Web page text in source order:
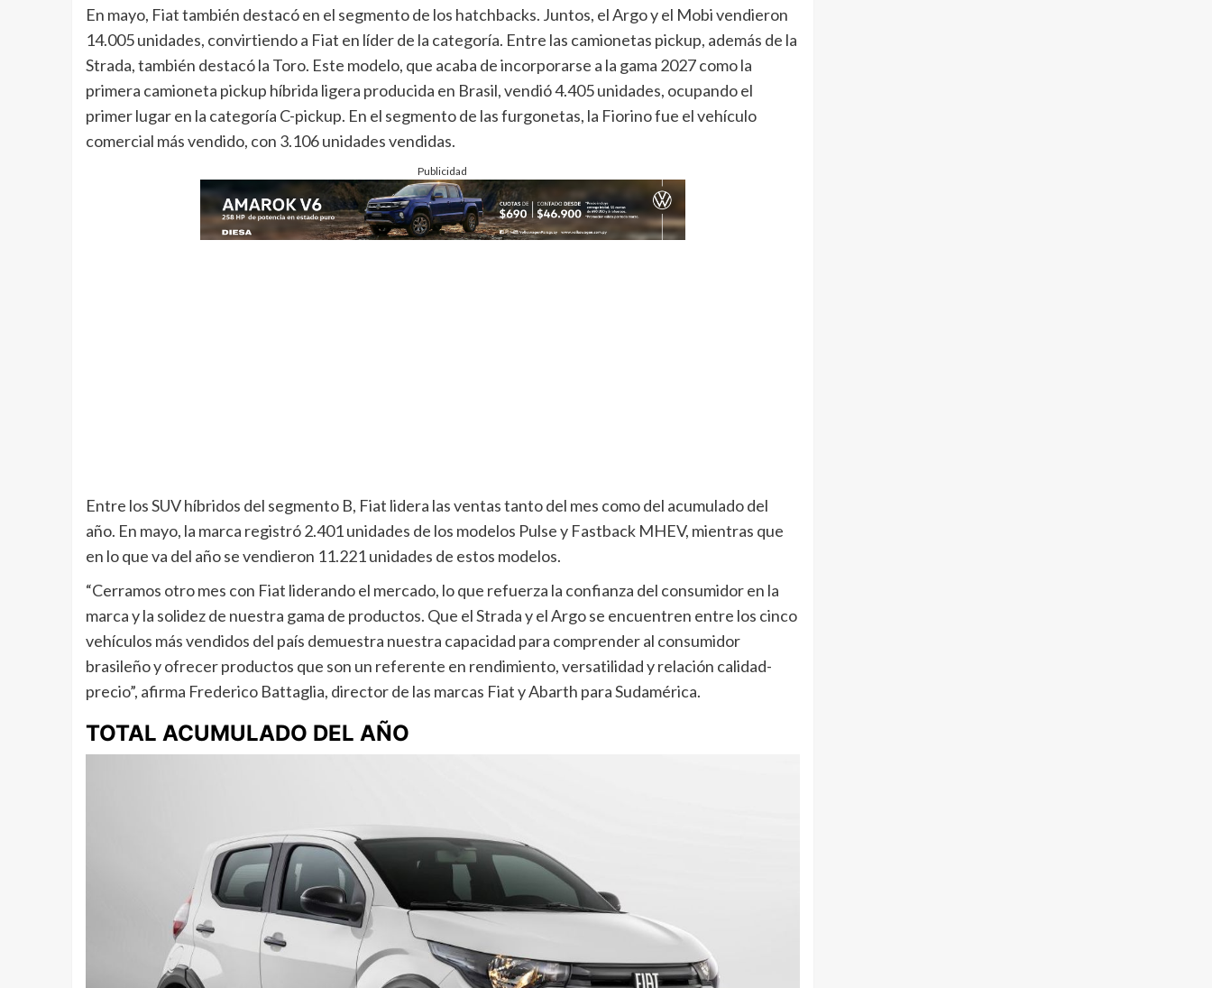
En mayo, Fiat también destacó en el segmento de los hatchbacks. Juntos, el Argo y el Mobi vendieron
14.005 unidades, convirtiendo a Fiat en líder de la categoría. Entre las camionetas pickup, además de la
Strada, también destacó la Toro. Este modelo, que acaba de incorporarse a la gama 2027 como la
primera camioneta pickup híbrida ligera producida en Brasil, vendió 4.405 unidades, ocupando el
primer lugar en la categoría C-pickup. En el segmento de las furgonetas, la Fiorino fue el vehículo
comercial más vendido, con 3.106 unidades vendidas.
Publicidad
Entre los SUV híbridos del segmento B, Fiat lidera las ventas tanto del mes como del acumulado del
año. En mayo, la marca registró 2.401 unidades de los modelos Pulse y Fastback MHEV, mientras que
en lo que va del año se vendieron 11.221 unidades de estos modelos.
“Cerramos otro mes con Fiat liderando el mercado, lo que refuerza la confianza del consumidor en la
marca y la solidez de nuestra gama de productos. Que el Strada y el Argo se encuentren entre los cinco
vehículos más vendidos del país demuestra nuestra capacidad para comprender al consumidor
brasileño y ofrecer productos que son un referente en rendimiento, versatilidad y relación calidad-
precio”, afirma Frederico Battaglia, director de las marcas Fiat y Abarth para Sudamérica.
TOTAL ACUMULADO DEL AÑO